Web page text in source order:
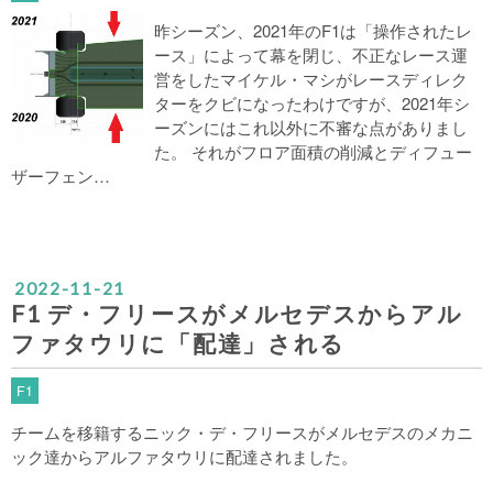
昨シーズン、2021年のF1は「操作されたレ
ース」によって幕を閉じ、不正なレース運
営をしたマイケル・マシがレースディレク
ターをクビになったわけですが、2021年シ
ーズンにはこれ以外に不審な点がありまし
た。 それがフロア面積の削減とディフュー
ザーフェン…
2022-11-21
F1 デ・フリースがメルセデスからアル
ファタウリに「配達」される
F1
チームを移籍するニック・デ・フリースがメルセデスのメカニ
ック達からアルファタウリに配達されました。